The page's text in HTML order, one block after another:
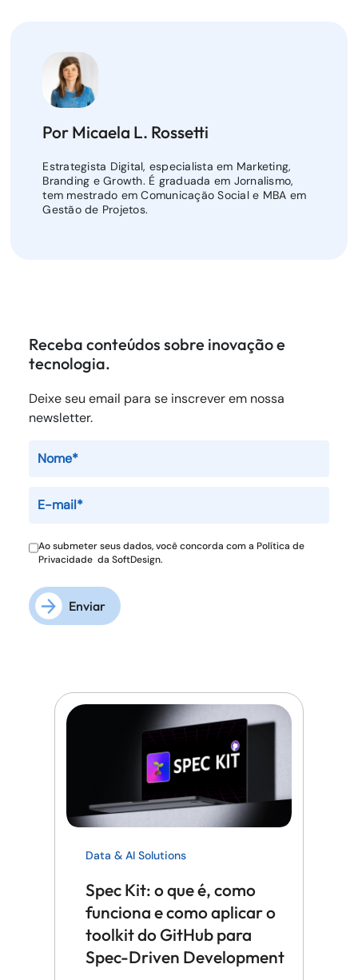
Por Micaela L. Rossetti
Estrategista Digital, especialista em Marketing,
Branding e Growth. É graduada em Jornalismo,
tem mestrado em Comunicação Social e MBA em
Gestão de Projetos.
Receba conteúdos sobre inovação e
tecnologia.
Deixe seu email para se inscrever em nossa
newsletter.
Ao submeter seus dados, você concorda com a Política de
Privacidade da SoftDesign.
Enviar
Data & AI Solutions
Spec Kit: o que é, como
funciona e como aplicar o
toolkit do GitHub para
Spec-Driven Development